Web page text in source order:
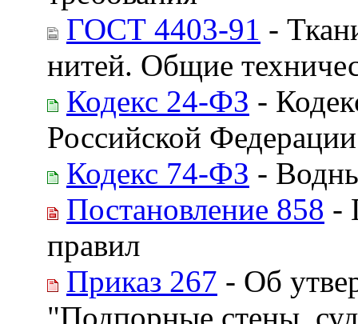
ГОСТ 4403-91 -
нитей. Общие
Кодекс 24-ФЗ -
Российской Федерации
Кодекс 74-ФЗ -
Постановление 858 -
правил
Приказ 267 - Об
"Подпорные стены,